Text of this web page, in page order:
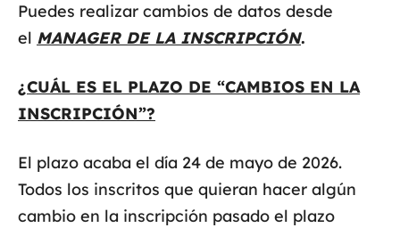
Puedes realizar cambios de datos desde
el MANAGER DE LA INSCRIPCIÓN.
¿CUÁL ES EL PLAZO DE “CAMBIOS EN LA
INSCRIPCIÓN”?
El plazo acaba el día 24 de mayo de 2026.
Todos los inscritos que quieran hacer algún
cambio en la inscripción pasado el plazo